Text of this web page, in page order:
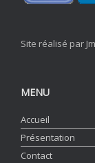
Site réalisé par
MENU
Accueil
Présentation
Contact